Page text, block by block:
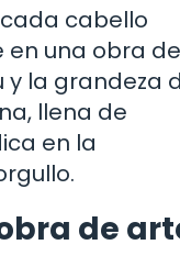
cabello
en una obra de
y la grandeza
llena de
en la
de